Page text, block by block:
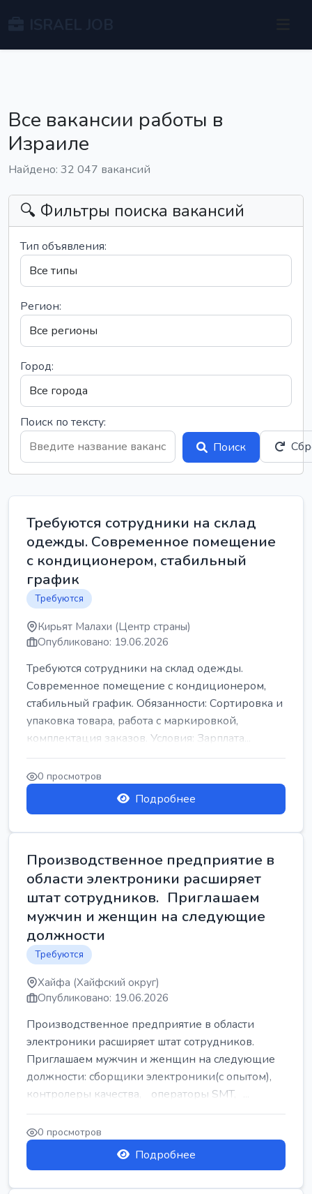
Все вакансии работы в
Израиле
Найдено: 32 047 вакансий
🔍 Фильтры поиска вакансий
Тип объявления:
Регион:
Город:
Поиск по тексту:
Поиск
Требуются сотрудники на склад
одежды. Современное помещение
с кондиционером, стабильный
график
Требуются
Кирьят Малахи (Центр страны)
Опубликовано: 19.06.2026
Требуются сотрудники на склад одежды.
Современное помещение с кондиционером,
стабильный график. Обязанности: Сортировка и
упаковка товара, работа с маркировкой,
комплектация заказов. Условия: Зарплата...
0 просмотров
Подробнее
Производственное предприятие в
области электроники расширяет
штат сотрудников. Приглашаем
мужчин и женщин на следующие
должности
Требуются
Хайфа (Хайфский округ)
Опубликовано: 19.06.2026
Производственное предприятие в области
электроники расширяет штат сотрудников.
Приглашаем мужчин и женщин на следующие
должности: сборщики электроники(с опытом),
контролеры качества, операторы SMT, ...
0 просмотров
Подробнее